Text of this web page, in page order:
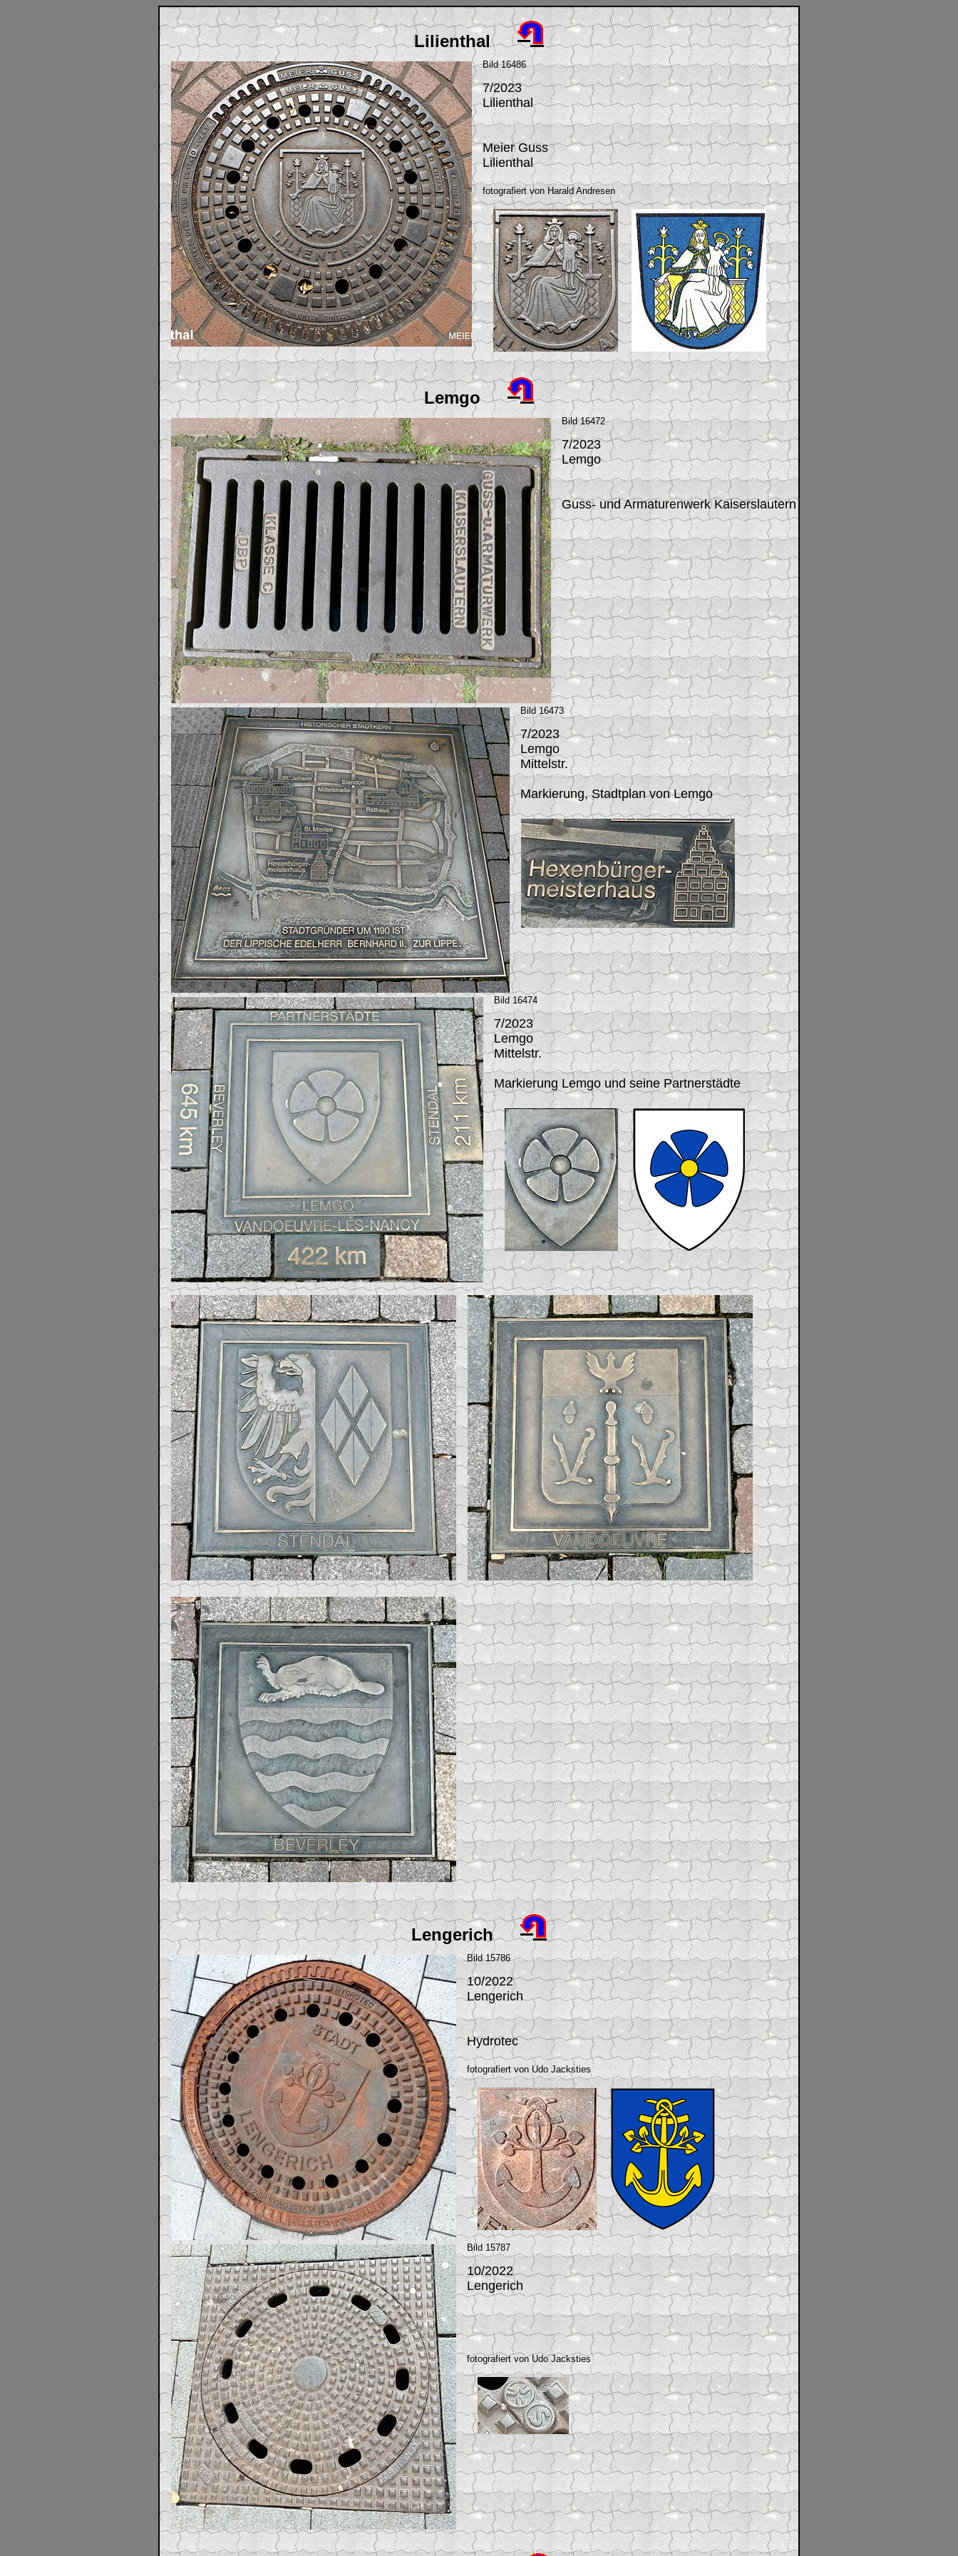
Lilienthal
Bild 16486
7/2023
Lilienthal
Meier Guss
Lilienthal
fotografiert von Harald Andresen
Lemgo
Bild 16472
7/2023
Lemgo
Guss- und Armaturenwerk Kaiserslautern
Bild 16473
7/2023
Lemgo
Mittelstr.
Markierung, Stadtplan von Lemgo
Bild 16474
7/2023
Lemgo
Mittelstr.
Markierung Lemgo und seine Partnerstädte
Lengerich
Bild 15786
10/2022
Lengerich
Hydrotec
fotografiert von Udo Jacksties
Bild 15787
10/2022
Lengerich
fotografiert von Udo Jacksties